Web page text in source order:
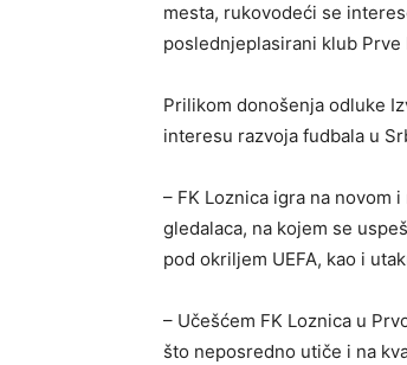
mesta, rukovodeći se
poslednjeplasirani klub
Prilikom donošenja odluke
interesu razvoja fudbala u
– FK Loznica igra na novom
gledalaca, na kojem se
pod okriljem UEFA, kao i
– Učešćem FK Loznica u
što neposredno utiče i na